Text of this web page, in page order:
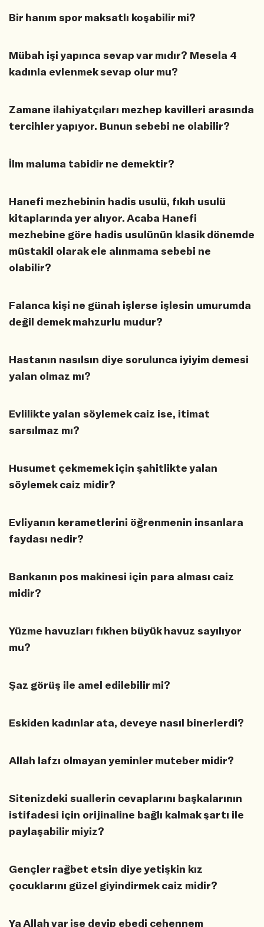
Bir hanım spor maksatlı koşabilir mi?
Mübah işi yapınca sevap var mıdır? Mesela 4
kadınla evlenmek sevap olur mu?
Zamane ilahiyatçıları mezhep kavilleri arasında
tercihler yapıyor. Bunun sebebi ne olabilir?
İlm maluma tabidir ne demektir?
Hanefi mezhebinin hadis usulü, fıkıh usulü
kitaplarında yer alıyor. Acaba Hanefi
mezhebine göre hadis usulünün klasik dönemde
müstakil olarak ele alınmama sebebi ne
olabilir?
Falanca kişi ne günah işlerse işlesin umurumda
değil demek mahzurlu mudur?
Hastanın nasılsın diye sorulunca iyiyim demesi
yalan olmaz mı?
Evlilikte yalan söylemek caiz ise, itimat
sarsılmaz mı?
Husumet çekmemek için şahitlikte yalan
söylemek caiz midir?
Evliyanın kerametlerini öğrenmenin insanlara
faydası nedir?
Bankanın pos makinesi için para alması caiz
midir?
Yüzme havuzları fıkhen büyük havuz sayılıyor
mu?
Şaz görüş ile amel edilebilir mi?
Eskiden kadınlar ata, deveye nasıl binerlerdi?
Allah lafzı olmayan yeminler muteber midir?
Sitenizdeki suallerin cevaplarını başkalarının
istifadesi için orijinaline bağlı kalmak şartı ile
paylaşabilir miyiz?
Gençler rağbet etsin diye yetişkin kız
çocuklarını güzel giyindirmek caiz midir?
Ya Allah var ise deyip ebedi cehennem